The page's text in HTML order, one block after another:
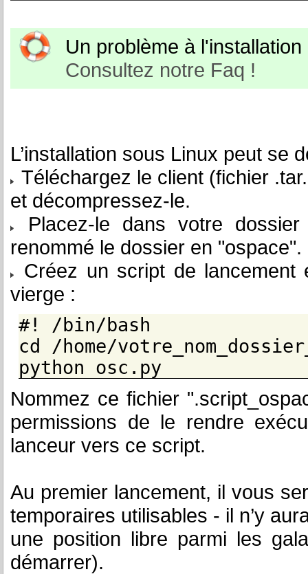
Un problème à
Consultez notre Faq !
L’installation sous Linux peut se
Téléchargez le client (fichier
et décompressez-le.
Placez-le dans votre dossier
renommé le dossier en "ospace".
Créez un script de
vierge :
#! /bin/bash
cd /home/
python osc.py
Nommez ce fichier
permissions de le rendre
lanceur vers ce script.
Au premier lancement, il vous
temporaires utilisables - il n’y
une position libre parmi les
démarrer).